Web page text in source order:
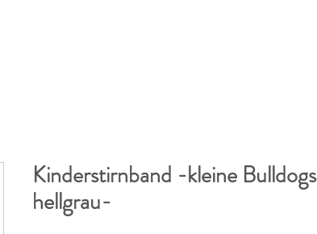
Kinderstirnband -kleine Bulldogs
hellgrau-